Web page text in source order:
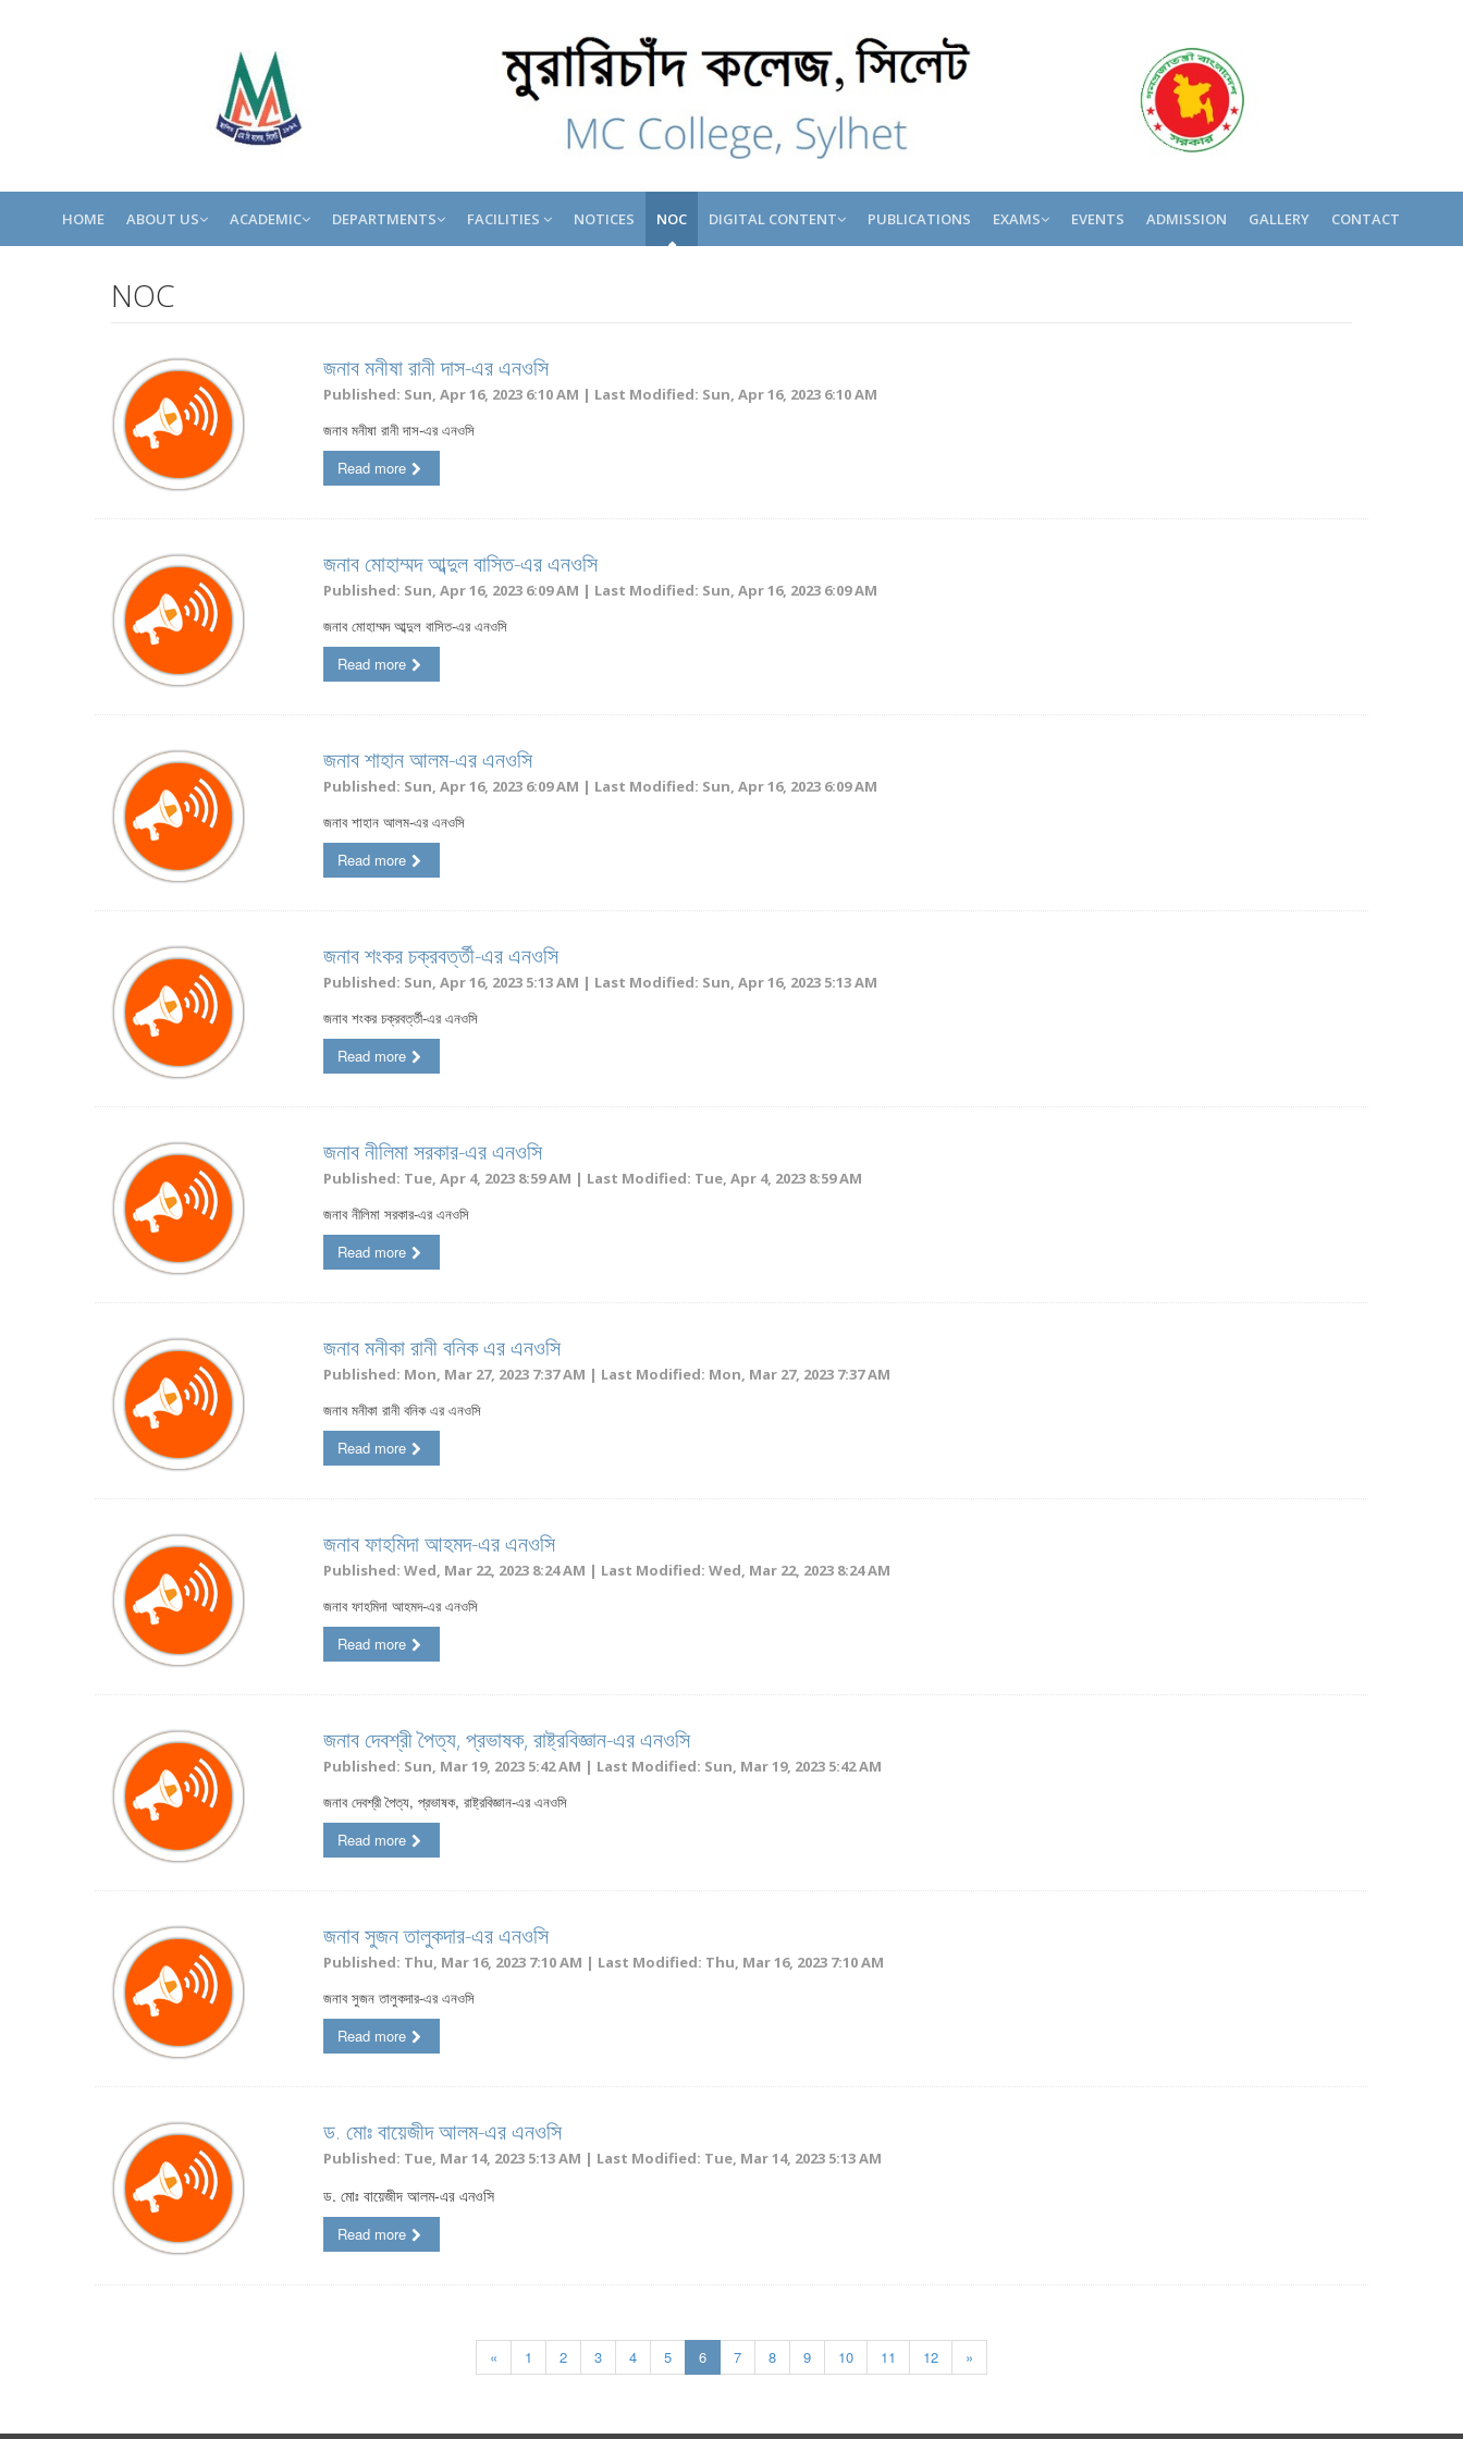
HOME ABOUT US ACADEMIC DEPARTMENTS FACILITIES NOTICES NOC DIGITAL CONTENT PUBLICATIONS EXAMS EVENTS ADMISSION GALLERY CONTACT
NOC
জনাব মনীষা রানী দাস-এর এনওসি
Published: Sun, Apr 16, 2023 6:10 AM | Last Modified: Sun, Apr 16, 2023 6:10 AM
জনাব মনীষা রানী দাস-এর এনওসি
Read more
জনাব মোহাম্মদ আব্দুল বাসিত-এর এনওসি
Published: Sun, Apr 16, 2023 6:09 AM | Last Modified: Sun, Apr 16, 2023 6:09 AM
জনাব মোহাম্মদ আব্দুল বাসিত-এর এনওসি
Read more
জনাব শাহান আলম-এর এনওসি
Published: Sun, Apr 16, 2023 6:09 AM | Last Modified: Sun, Apr 16, 2023 6:09 AM
জনাব শাহান আলম-এর এনওসি
Read more
জনাব শংকর চক্রবর্ত্তী-এর এনওসি
Published: Sun, Apr 16, 2023 5:13 AM | Last Modified: Sun, Apr 16, 2023 5:13 AM
জনাব শংকর চক্রবর্ত্তী-এর এনওসি
Read more
জনাব নীলিমা সরকার-এর এনওসি
Published: Tue, Apr 4, 2023 8:59 AM | Last Modified: Tue, Apr 4, 2023 8:59 AM
জনাব নীলিমা সরকার-এর এনওসি
Read more
জনাব মনীকা রানী বনিক এর এনওসি
Published: Mon, Mar 27, 2023 7:37 AM | Last Modified: Mon, Mar 27, 2023 7:37 AM
জনাব মনীকা রানী বনিক এর এনওসি
Read more
জনাব ফাহমিদা আহমদ-এর এনওসি
Published: Wed, Mar 22, 2023 8:24 AM | Last Modified: Wed, Mar 22, 2023 8:24 AM
জনাব ফাহমিদা আহমদ-এর এনওসি
Read more
জনাব দেবশ্রী পৈত্য, প্রভাষক, রাষ্ট্রবিজ্ঞান-এর এনওসি
Published: Sun, Mar 19, 2023 5:42 AM | Last Modified: Sun, Mar 19, 2023 5:42 AM
জনাব দেবশ্রী পৈত্য, প্রভাষক, রাষ্ট্রবিজ্ঞান-এর এনওসি
Read more
জনাব সুজন তালুকদার-এর এনওসি
Published: Thu, Mar 16, 2023 7:10 AM | Last Modified: Thu, Mar 16, 2023 7:10 AM
জনাব সুজন তালুকদার-এর এনওসি
Read more
ড. মোঃ বায়েজীদ আলম-এর এনওসি
Published: Tue, Mar 14, 2023 5:13 AM | Last Modified: Tue, Mar 14, 2023 5:13 AM
ড. মোঃ বায়েজীদ আলম-এর এনওসি
Read more
« 1 2 3 4 5 6 7 8 9 10 11 12 »